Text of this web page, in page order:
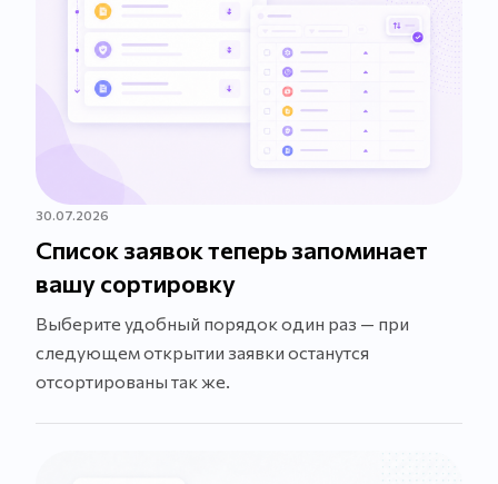
30.07.2026
Список заявок теперь запоминает
вашу сортировку
Выберите удобный порядок один раз — при
следующем открытии заявки останутся
отсортированы так же.